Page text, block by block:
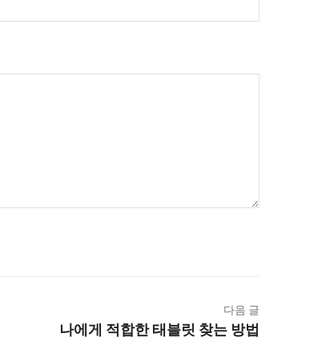
사
다음 글
나에게 적합한 태블릿 찾는 방법